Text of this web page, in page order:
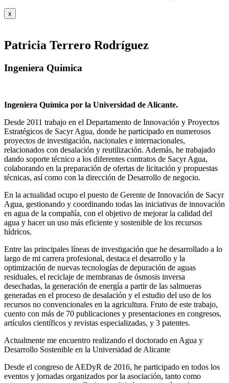
x
Patricia Terrero Rodríguez
Ingeniera Química
Ingeniera Química por la Universidad de Alicante.
Desde 2011 trabajo en el Departamento de Innovación y Proyectos
Estratégicos de Sacyr Agua, donde he participado en numerosos
proyectos de investigación, nacionales e internacionales,
relacionados con desalación y reutilización. Además, he trabajado
dando soporte técnico a los diferentes contratos de Sacyr Agua,
colaborando en la preparación de ofertas de licitación y propuestas
técnicas, así como con la dirección de Desarrollo de negocio.
En la actualidad ocupo el puesto de Gerente de Innovación de Sacyr
Agua, gestionando y coordinando todas las iniciativas de innovación
en agua de la compañía, con el objetivo de mejorar la calidad del
agua y hacer un uso más eficiente y sostenible de los recursos
hídricos.
Entre las principales líneas de investigación que he desarrollado a lo
largo de mi carrera profesional, destaca el desarrollo y la
optimización de nuevas tecnologías de depuración de aguas
residuales, el reciclaje de membranas de ósmosis inversa
desechadas, la generación de energía a partir de las salmueras
generadas en el proceso de desalación y el estudio del uso de los
recursos no convencionales en la agricultura. Fruto de este trabajo,
cuento con más de 70 publicaciones y presentaciones en congresos,
artículos científicos y revistas especializadas, y 3 patentes.
Actualmente me encuentro realizando el doctorado en Agua y
Desarrollo Sostenible en la Universidad de Alicante
Desde el congreso de AEDyR de 2016, he participado en todos los
eventos y jornadas organizados por la asociación, tanto como